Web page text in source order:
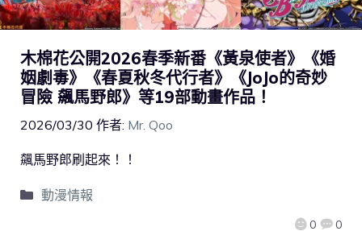
木棉花公開2026春季新番《黃泉使者》《婚
姻劇毒》《春夏秋冬代行者》《JoJo的奇妙
冒險 飆馬野郎》等19部動畫作品！
2026/03/30 作者: Mr. Qoo
0 0
飆馬野郎刷起來！！
動漫情報